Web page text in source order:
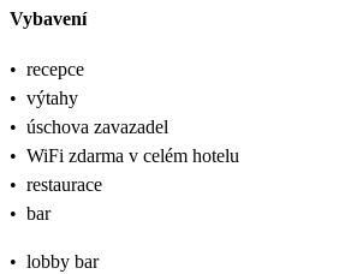
Vybavení
• recepce
• výtahy
• úschova zavazadel
• WiFi zdarma v celém hotelu
• restaurace
• bar
• lobby bar